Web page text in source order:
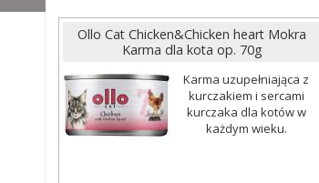
Ollo Cat Chicken&Chicken heart Mokra
Karma dla kota op. 70g
Karma uzupełniająca z
kurczakiem i sercami
kurczaka dla kotów w
każdym wieku.